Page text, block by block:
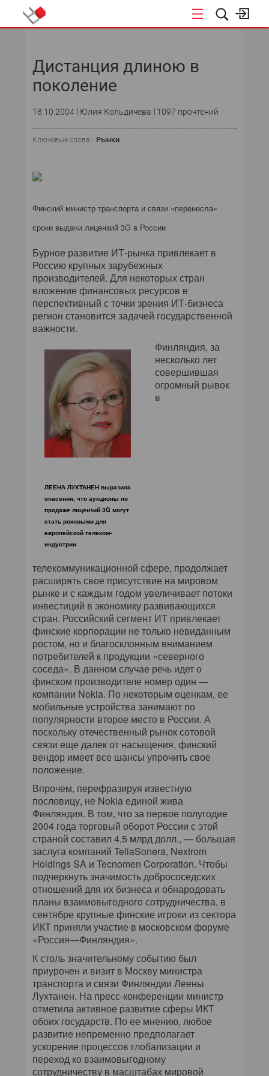
Дистанция длиною в
поколение
18.10.2004 Юлия Кольдичева 1097 прочтений
Ключевые слова : Рынки
Финский министр транспорта и связи «перенесла»
сроки выдачи лицензий 3G в России
Бурное развитие ИТ-рынка привлекает в
Россию крупных зарубежных
производителей. Для некоторых стран
вложение финансовых ресурсов в
перспективный с точки зрения ИТ-бизнеса
регион становится задачей государственной
важности.
ЛЕЕНА ЛУХТАНЕН выразила
опасения, что аукционы по
продаже лицензий 3G могут
стать роковыми для
европейской телеком-
индустрии
Финляндия, за
несколько лет
совершившая
огромный рывок
в
телекоммуникационной сфере, продолжает
расширять свое присутствие на мировом
рынке и с каждым годом увеличивает потоки
инвестиций в экономику развивающихся
стран. Российский сегмент ИТ привлекает
финские корпорации не только невиданным
ростом, но и благосклонным вниманием
потребителей к продукции «северного
соседа». В данном случае речь идет о
финском производителе номер один —
компании Nokia. По некоторым оценкам, ее
мобильные устройства занимают по
популярности второе место в России. А
поскольку отечественный рынок сотовой
связи еще далек от насыщения, финский
вендор имеет все шансы упрочить свое
положение.
Впрочем, перефразируя известную
пословицу, не Nokia единой жива
Финляндия. В том, что за первое полугодие
2004 года торговый оборот России с этой
страной составил 4,5 млрд долл., — большая
заслуга компаний TeliaSonera, Nextrom
Holdings SA и Tecnomen Corporation. Чтобы
подчеркнуть значимость добрососедских
отношений для их бизнеса и обнародовать
планы взаимовыгодного сотрудничества, в
сентябре крупные финские игроки из сектора
ИКТ приняли участие в московском форуме
«Россия—Финляндия».
К столь значительному событию был
приурочен и визит в Москву министра
транспорта и связи Финляндии Леены
Лухтанен. На пресс-конференции министр
отметила активное развитие сферы ИКТ
обоих государств. По ее мнению, любое
развитие непременно предполагает
ускорение процессов глобализации и
переход ко взаимовыгодному
сотрудничеству в масштабах мировой